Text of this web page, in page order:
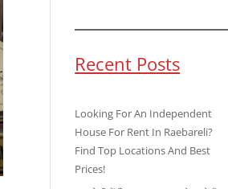
Recent Posts
Looking For An Independent
House For Rent In Raebareli?
Find Top Locations And Best
Prices!